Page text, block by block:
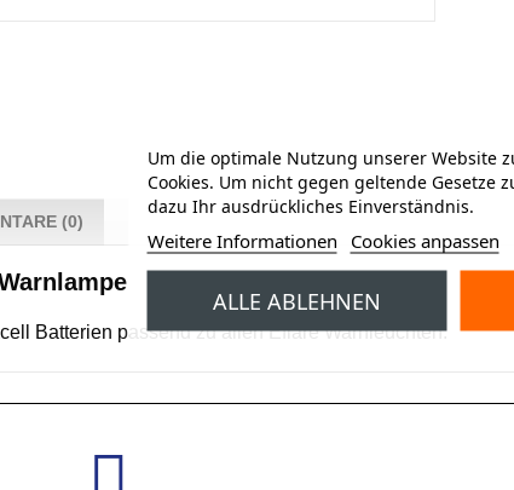
(0)
Batterien passend zu allen Eflare Warnleuchten.
Um die optimale Nutzung unserer Website
Cookies. Um nicht gegen geltende Gesetze
dazu Ihr ausdrückliches Einverständnis.
Weitere Informationen Cookies anpassen
ALLE ABLEHNEN